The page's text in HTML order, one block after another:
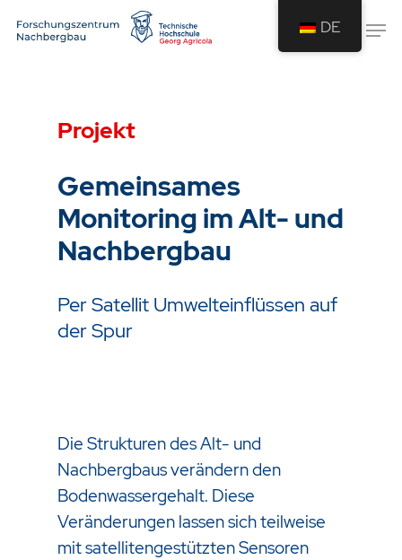
schließen.
Projekt
Gemeinsames
Monitoring im Alt- und
Nachbergbau
Per Satellit Umwelteinflüssen auf
der Spur
Die Strukturen des Alt- und
Nachbergbaus verändern den
Bodenwassergehalt. Diese
Veränderungen lassen sich teilweise
mit satellitengestützten Sensoren
DE